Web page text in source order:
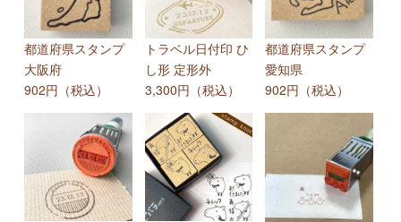
都道府県スタンプ
大阪府
902円（税込）
トラベル日付印 ひ
し形 定形外
3,300円（税込）
都道府県スタンプ
愛知県
902円（税込）